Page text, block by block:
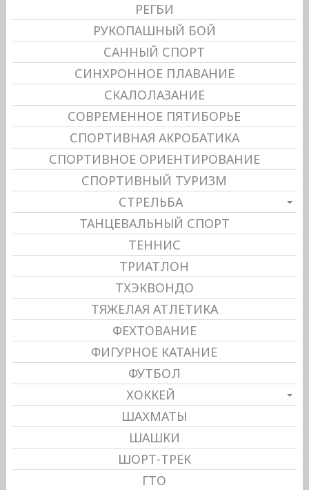
РЕГБИ
РУКОПАШНЫЙ БОЙ
САННЫЙ СПОРТ
СИНХРОННОЕ ПЛАВАНИЕ
СКАЛОЛАЗАНИЕ
СОВРЕМЕННОЕ ПЯТИБОРЬЕ
СПОРТИВНАЯ АКРОБАТИКА
СПОРТИВНОЕ ОРИЕНТИРОВАНИЕ
СПОРТИВНЫЙ ТУРИЗМ
СТРЕЛЬБА
ТАНЦЕВАЛЬНЫЙ СПОРТ
ТЕННИС
ТРИАТЛОН
ТХЭКВОНДО
ТЯЖЕЛАЯ АТЛЕТИКА
ФЕХТОВАНИЕ
ФИГУРНОЕ КАТАНИЕ
ФУТБОЛ
ХОККЕЙ
ШАХМАТЫ
ШАШКИ
ШОРТ-ТРЕК
ГТО